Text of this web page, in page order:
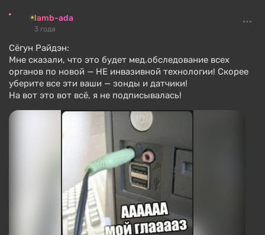
lamb-ada
3 года
Сёгун Райдэн:
Мне сказали, что это будет мед.обследование всех
органов по новой — НЕ инвазивной технологии! Скорее
уберите все эти ваши — зонды и датчики!
На вот это вот всё, я не подписывалась!